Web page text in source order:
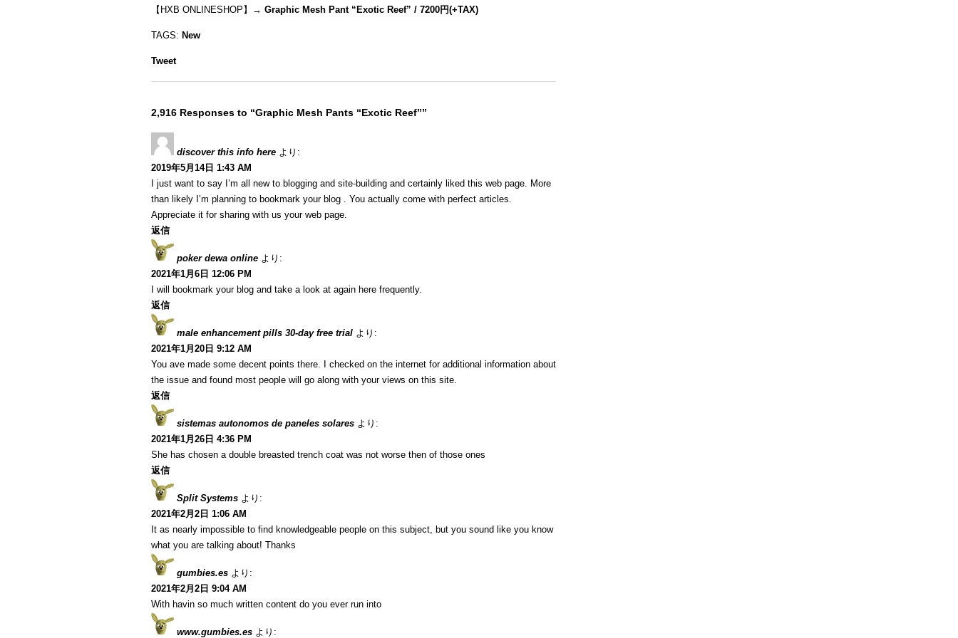
【HXB ONLINESHOP】→ Graphic Mesh Pant “Exotic Reef” / 7200円(+TAX)
TAGS: New
Tweet
2,916 Responses to “Graphic Mesh Pants “Exotic Reef””
discover this info here より:
2019年5月14日 1:43 AM
I just want to say I’m all new to blogging and site-building and certainly liked this web page. More
than likely I’m planning to bookmark your blog . You actually come with perfect articles.
Appreciate it for sharing with us your web page.
返信
poker dewa online より:
2021年1月6日 12:06 PM
I will bookmark your blog and take a look at again here frequently.
返信
male enhancement pills 30-day free trial より:
2021年1月20日 9:12 AM
You ave made some decent points there. I checked on the internet for additional information about
the issue and found most people will go along with your views on this site.
返信
sistemas autonomos de paneles solares より:
2021年1月26日 4:36 PM
She has chosen a double breasted trench coat was not worse then of those ones
返信
Split Systems より:
2021年2月2日 1:06 AM
It as nearly impossible to find knowledgeable people on this subject, but you sound like you know
what you are talking about! Thanks
gumbies.es より:
2021年2月2日 9:04 AM
With havin so much written content do you ever run into
www.gumbies.es より: